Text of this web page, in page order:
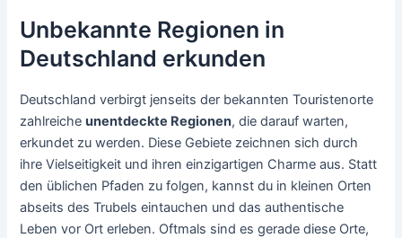
Unbekannte Regionen in
Deutschland erkunden
Deutschland verbirgt jenseits der bekannten Touristenorte
zahlreicheunentdeckte Regionen, die darauf warten,
erkundet zu werden. Diese Gebiete zeichnen sich durch
ihre Vielseitigkeit und ihren einzigartigen Charme aus. Statt
den üblichen Pfaden zu folgen, kannst du in kleinen Orten
abseits des Trubels eintauchen und das authentische
Leben vor Ort erleben. Oftmals sind es gerade diese Orte,